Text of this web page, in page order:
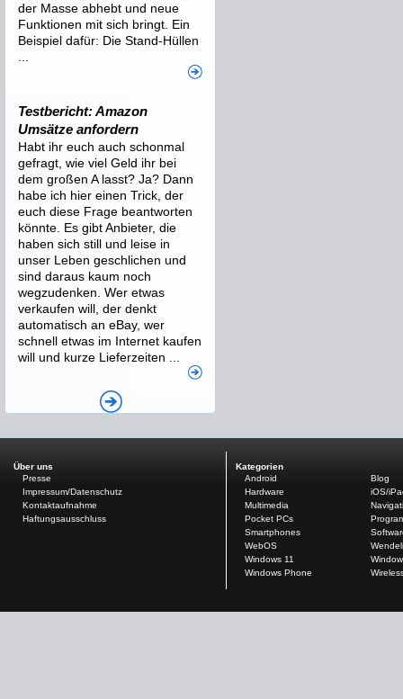
der Masse abhebt und neue
Funktionen mit sich bringt. Ein
Beispiel dafür: Die Stand-Hüllen
Testbericht: Amazon
Umsätze anfordern
Habt ihr euch auch schonmal
gefragt, wie viel Geld ihr bei
dem großen A lasst? Ja? Dann
habe ich hier einen Trick, der
euch diese Frage beantworten
könnte. Es gibt Anbieter, die
haben sich still und leise in
unser Leben geschlichen und
sind daraus kaum noch
wegzudenken. Wer etwas
verkaufen will, der denkt
automatisch an eBay, wer
schnell etwas im Internet kaufen
will und kurze Lieferzeiten ...
Über uns
Presse
Impressum/Datenschutz
Kontaktaufnahme
Haftungsausschluss
Kategorien
Android
Blog
Hardware
iOS/
Multimedia
Pocket PCs
Smartphones
WebOS
Windows 11
Windows Phone